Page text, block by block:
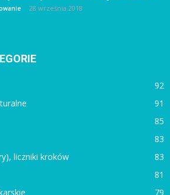
28 września 2018
92
91
85
83
liczniki kroków
83
81
79